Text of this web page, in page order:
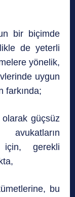
bir biçimde
de yeterli
yönelik,
uygun
farkında;
olarak güçsüz
için, gerekli
bu